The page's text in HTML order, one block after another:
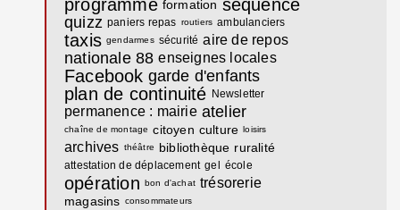
programme formation séquence
quizz paniers repas routiers ambulanciers
taxis gendarmes sécurité aire de repos
nationale 88 enseignes locales
Facebook garde d'enfants
plan de continuité Newsletter
permanence : mairie atelier
chaîne de montage citoyen culture loisirs
archives théâtre bibliothèque ruralité
attestation de déplacement gel école
opération bon d'achat trésorerie
magasins consommateurs